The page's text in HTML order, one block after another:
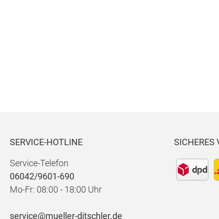
SERVICE-HOTLINE
Service-Telefon
06042/9601-690
Mo-Fr: 08:00 - 18:00 Uhr
service@mueller-ditschler.de
SICHERES